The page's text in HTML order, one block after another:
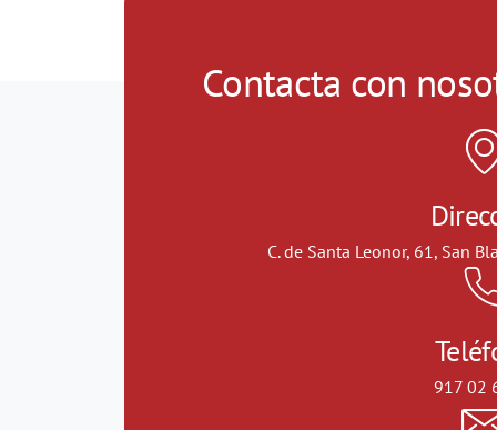
Contacta con
C. de Santa Leonor, 61, San
917 02